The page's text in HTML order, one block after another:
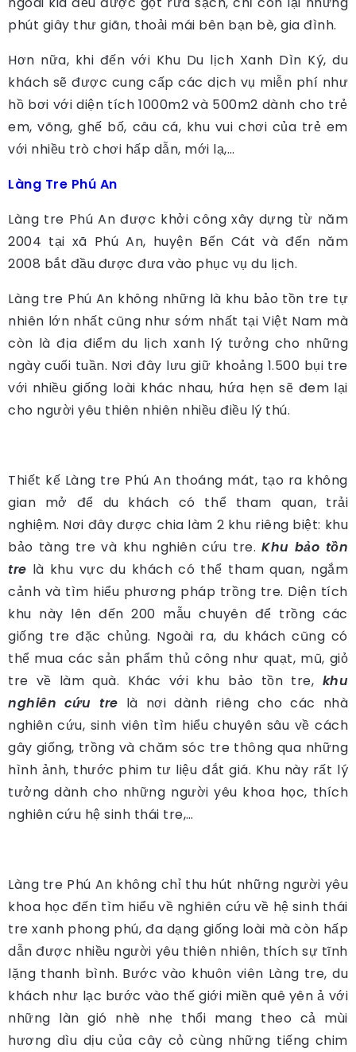
phút giây thư giãn, thoải mái bên bạn bè, gia đình.
Hơn nữa, khi đến với Khu Du lịch Xanh Dìn Ký, du
khách sẽ được cung cấp các dịch vụ miễn phí như
hồ bơi với diện tích 1000m2 và 500m2 dành cho trẻ
em, võng, ghế bố, câu cá, khu vui chơi của trẻ em
với nhiều trò chơi hấp dẫn, mới lạ,…
Làng Tre Phú An
Làng tre Phú An được khởi công xây dựng từ năm
2004 tại xã Phú An, huyện Bến Cát và đến năm
2008 bắt đầu được đưa vào phục vụ du lịch.
Làng tre Phú An không những là khu bảo tồn tre tự
nhiên lớn nhất cũng như sớm nhất tại Việt Nam mà
còn là địa điểm du lịch xanh lý tưởng cho những
ngày cuối tuần. Nơi đây lưu giữ khoảng 1.500 bụi tre
với nhiều giống loài khác nhau, hứa hẹn sẽ đem lại
cho người yêu thiên nhiên nhiều điều lý thú.
Thiết kế Làng tre Phú An thoáng mát, tạo ra không
gian mở để du khách có thể tham quan, trải
nghiệm. Nơi đây được chia làm 2 khu riêng biệt: khu
bảo tàng tre và khu nghiên cứu tre.Khu bảo tồn
tre là khu vực du khách có thể tham quan, ngắm
cảnh và tìm hiểu phương pháp trồng tre. Diện tích
khu này lên đến 200 mẫu chuyên để trồng các
giống tre đặc chủng. Ngoài ra, du khách cũng có
thể mua các sản phẩm thủ công như quạt, mũ, giỏ
tre về làm quà. Khác với khu bảo tồn tre, khu
nghiên cứu tre là nơi dành riêng cho các nhà
nghiên cứu, sinh viên tìm hiểu chuyên sâu về cách
gây giống, trồng và chăm sóc tre thông qua những
hình ảnh, thước phim tư liệu đắt giá. Khu này rất lý
tưởng dành cho những người yêu khoa học, thích
nghiên cứu hệ sinh thái tre,…
Làng tre Phú An không chỉ thu hút những người yêu
khoa học đến tìm hiểu về nghiên cứu về hệ sinh thái
tre xanh phong phú, đa dạng giống loài mà còn hấp
dẫn được nhiều người yêu thiên nhiên, thích sự tĩnh
lặng thanh bình. Bước vào khuôn viên Làng tre, du
khách như lạc bước vào thế giới miền quê yên ả với
những làn gió nhè nhẹ thổi mang theo cả mùi
hương dìu dịu của cây cỏ cùng những tiếng chim